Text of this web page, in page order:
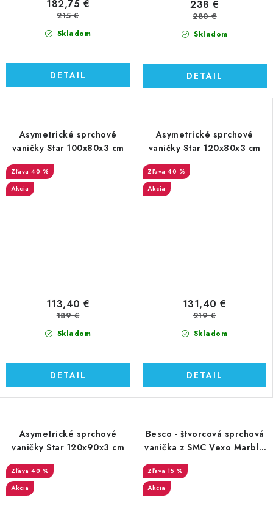
Skladom
182,75 €
215 €
DETAIL
Skladom
238 €
280 €
DETAIL
Asymetrické sprchové
vaničky Star 100x80x3 cm
40 %
Akcia
Skladom
113,40 €
189 €
DETAIL
Asymetrické sprchové
vaničky Star 120x80x3 cm
40 %
Akcia
Skladom
131,40 €
219 €
DETAIL
Asymetrické sprchové
vaničky Star 120x90x3 cm
40 %
Akcia
Besco - štvorcová sprchová
vanička z SMC Vexo Marble
80x80x3 cm (VM-80-80-K)
15 %
Akcia